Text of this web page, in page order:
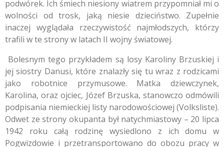
podwórek. Ich śmiech niesiony wiatrem przypomniał mi o
wolności od trosk, jaką niesie dzieciństwo. Zupełnie
inaczej wyglądała rzeczywistość najmłodszych, którzy
trafili w te strony w latach II wojny światowej.
Bolesnym tego przykładem są losy Karoliny Brzuskiej i
jej siostry Danusi, które znalazły się tu wraz z rodzicami
jako robotnice przymusowe. Matka dziewczynek,
Karolina, oraz ojciec, Józef Brzuska, stanowczo odmówili
podpisania niemieckiej listy narodowościowej (Volksliste).
Odwet ze strony okupanta był natychmiastowy – 20 lipca
1942 roku całą rodzinę wysiedlono z ich domu w
Pogwizdowie i przetransportowano do obozu pracy w